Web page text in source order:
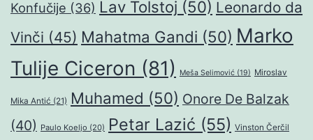
Konfučije (36) Lav Tolstoj (50) Leonardo da
Vinči (45) Mahatma Gandi (50) Marko
Tulije Ciceron (81) Meša Selimović (19) Miroslav
Mika Antić (21) Muhamed (50) Onore De Balzak
(40) Paulo Koeljo (20) Petar Lazić (55) Vinston Čerčil